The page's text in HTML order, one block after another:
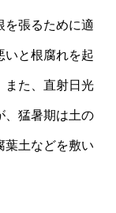
を張るために適
いと根腐れを起
また、直射日光
、猛暑期は土の
葉土などを敷い